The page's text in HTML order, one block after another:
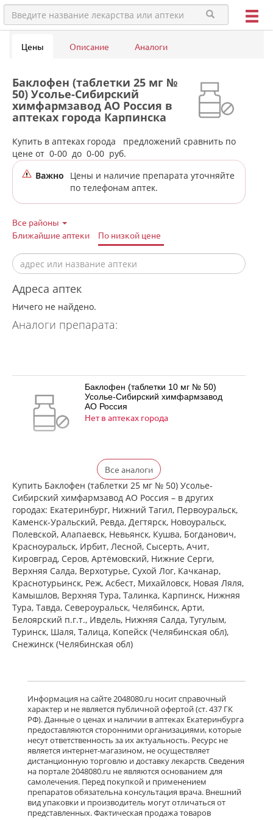
Цены Описание Аналоги
Баклофен (таблетки 25 мг №
50) Усолье-Сибирский
химфармзавод АО Россия в
аптеках города Карпинска
Купить в аптеках города
предложений сравнить по
цене от 0-00 до 0-00 руб.
Важно
Цены и наличие препарата уточняйте
по телефонам аптек.
Все районы
Ближайшие аптеки
По низкой цене
Адреса аптек
Ничего не найдено.
Аналоги препарата:
Баклофен (таблетки 10 мг № 50)
Усолье-Сибирский химфармзавод
АО Россия
Нет в аптеках города
Баклофен (таблетки 25 мг № 50)
Усолье-Сибирский химфармзавод
АО Россия
Нет в аптеках города
Баклосан (таблетки 10 мг № 50 банка
ПЭ) Фармацевтический завод
Польфарма АО Польша
Нет в аптеках города
Баклосан (таблетки 25 мг № 50 банка
ПЭ) Фармацевтический завод
Польфарма АО Польша
Нет в аптеках города
Лиорезал Интратекальный (раствор
для интратекального введения 0,05
мг/мл 1 мл № 5 амп. ) Новартис
Фарма Штейн АГ Швейцария
Нет в аптеках города
достигнут конец страницы
Все аналоги
Купить Баклофен (таблетки 25 мг № 50) Усолье-
Сибирский химфармзавод АО Россия – в других
городах: Екатеринбург, Нижний Тагил, Первоуральск,
Каменск-Уральский, Ревда, Дегтярск, Новоуральск,
Полевской, Алапаевск, Невьянск, Кушва, Богданович,
Красноуральск, Ирбит, Лесной, Сысерть, Ачит,
Кировград, Серов, Артёмовский, Нижние Cерги,
Верхняя Салда, Верхотурье, Сухой Лог, Качканар,
Краснотурьинск, Реж, Асбест, Михайловск, Новая Ляля,
Камышлов, Верхняя Тура, Талинка, Карпинск, Нижняя
Тура, Тавда, Североуральск, Челябинск, Арти,
Белоярский п.г.т., Ивдель, Нижняя Салда, Тугулым,
Туринск, Шаля, Талица, Копейск (Челябинская обл),
Снежинск (Челябинская обл)
Информация на сайте 2048080.ru носит справочный
характер и не является публичной офертой (ст. 437 ГК
РФ). Данные о ценах и наличии в аптеках Екатеринбурга
предоставляются сторонними организациями, которые
несут ответственность за их актуальность. Ресурс не
является интернет-магазином, не осуществляет
дистанционную торговлю и доставку лекарств. Сведения
на портале 2048080.ru не являются основанием для
самолечения. Перед покупкой и применением
препаратов обязательна консультация врача. Внешний
вид упаковки и производитель могут отличаться от
представленных. Фактическая продажа товаров